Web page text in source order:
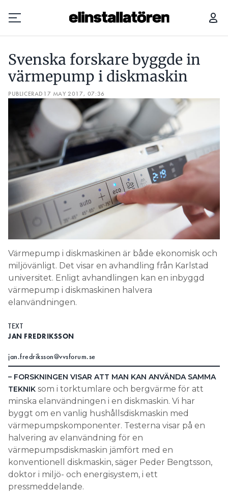
Prenumerera
Hantera prenumeration
Lediga jobb
Annonsera
Läs E-tidningen
Om tidningen
Kontakt
Personuppgifter
SEARCH
Svenska forskare byggde in
värmepump i diskmaskin
PUBLICERAD 17 MAY 2017, 07:36
Värmepump i diskmaskinen är både ekonomisk och
miljövänligt. Det visar en avhandling från Karlstad
universitet. Enligt avhandlingen kan en inbyggd
värmepump i diskmaskinen halvera
elanvändningen.
TEXT
JAN FREDRIKSSON
jan.fredriksson@vvsforum.se
– FORSKNINGEN VISAR ATT MAN KAN ANVÄNDA SAMMA
TEKNIK som i torktumlare och bergvärme för att
minska elanvändningen i en diskmaskin. Vi har
byggt om en vanlig hushållsdiskmaskin med
värmepumpskomponenter. Testerna visar på en
halvering av elanvändning för en
värmepumpsdiskmaskin jämfört med en
konventionell diskmaskin, säger Peder Bengtsson,
doktor i miljö- och energisystem, i ett
pressmeddelande.